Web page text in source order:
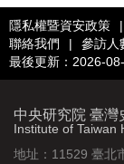
隱私權暨資安政策 |
聯絡我們
| 參訪人
最後更新：2026-
中央研究院 臺灣
Institute of Taiwan
地址：11529 臺北